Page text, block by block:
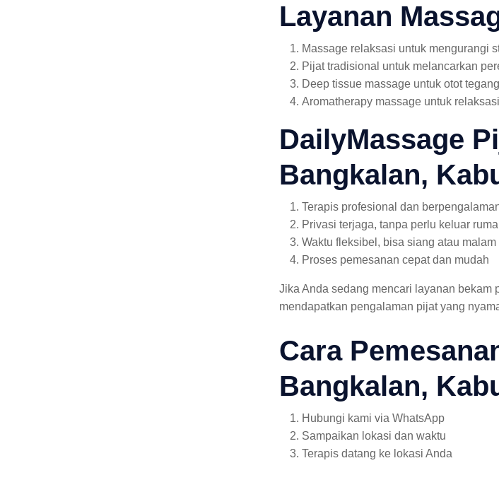
Layanan
Massage relaksasi untuk mengurangi
Pijat tradisional untuk melancarkan
Deep tissue massage untuk otot tegang
Aromatherapy massage untuk
DailyMassage
Bangkalan,
Terapis profesional dan
Privasi terjaga, tanpa perlu keluar
Waktu fleksibel, bisa siang atau malam
Proses pemesanan cepat dan mudah
Jika Anda sedang mencari layanan
mendapatkan pengalaman pijat yang
Cara
Bangkalan,
Hubungi kami via WhatsApp
Sampaikan lokasi dan waktu
Terapis datang ke lokasi Anda